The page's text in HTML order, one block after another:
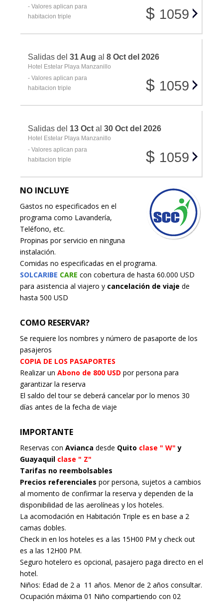
- Valores aplican para
habitacion triple
$ 1059
Salidas del 31 Aug al 8 Oct del 2026
Hotel Estelar Playa Manzanillo
- Valores aplican para
habitacion triple
$ 1059
Salidas del 13 Oct al 30 Oct del 2026
Hotel Estelar Playa Manzanillo
- Valores aplican para
habitacion triple
$ 1059
NO INCLUYE
Gastos no especificados en el
programa como Lavandería,
Teléfono, etc.
Propinas por servicio en ninguna
instalación.
Comidas no especificadas en el programa.
SOLCARIBE CARE con cobertura de hasta 60.000 USD
para asistencia al viajero y cancelación de viaje de
hasta 500 USD
COMO RESERVAR?
Se requiere los nombres y número de pasaporte de los
pasajeros
COPIA DE LOS PASAPORTES
Realizar un Abono de 800 USD por persona para
garantizar la reserva
El saldo del tour se deberá cancelar por lo menos 30
días antes de la fecha de viaje
IMPORTANTE
Reservas con Avianca desde Quito clase " W" y
Guayaquil clase " Z"
Tarifas no reembolsables
Precios referenciales por persona, sujetos a cambios
al momento de confirmar la reserva y dependen de la
disponibilidad de las aerolíneas y los hoteles.
La acomodación en Habitación Triple es en base a 2
camas dobles.
Check in en los hoteles es a las 15H00 PM y check out
es a las 12H00 PM.
Seguro hotelero es opcional, pasajero paga directo en el
hotel.
Niños: Edad de 2 a 11 años. Menor de 2 años consultar.
Ocupación máxima 01 Niño compartiendo con 02